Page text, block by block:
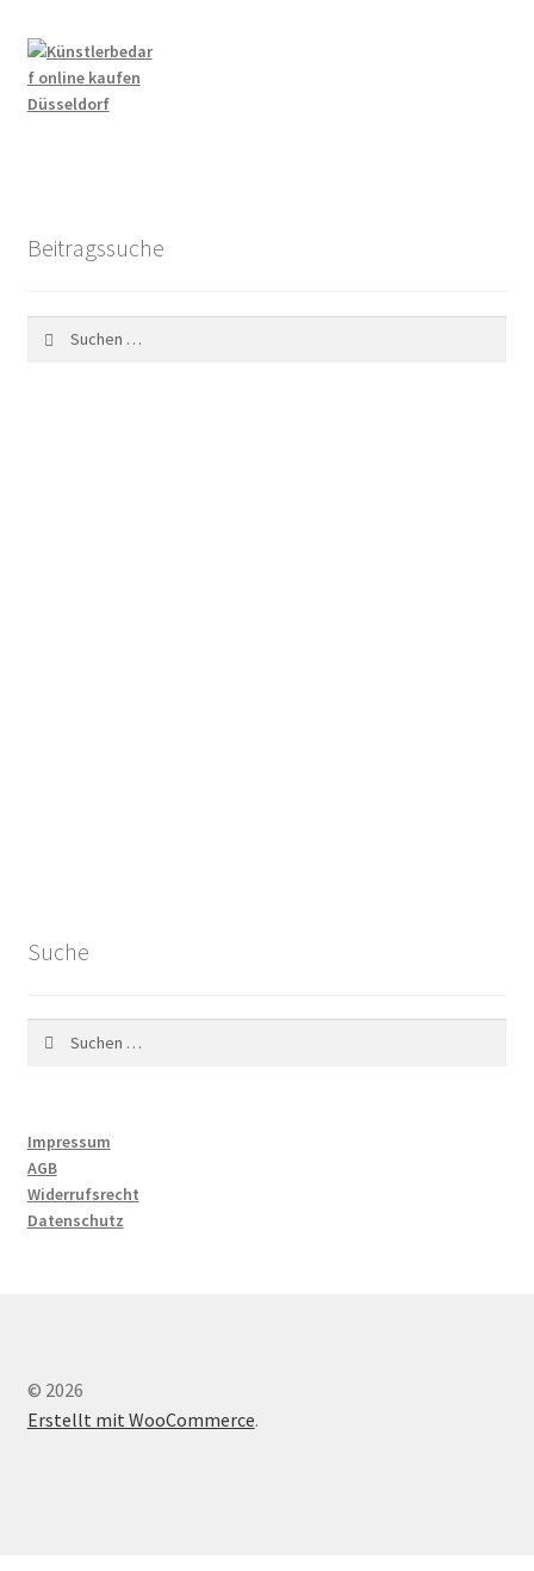
Beitragssuche
Suche
Impressum
AGB
Widerrufsrecht
Datenschutz
© 2026
Erstellt mit WooCommerce.